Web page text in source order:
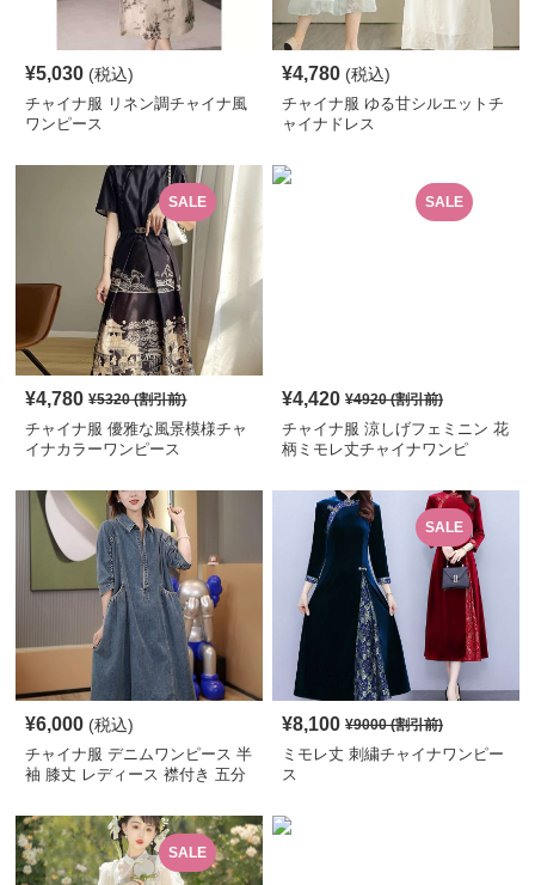
¥5,030 (税込)
チャイナ服 リネン調チャイナ風
ワンピース
¥4,780 (税込)
チャイナ服 ゆる甘シルエットチ
ャイナドレス
SALE
¥4,780 ¥5320(割引前)
チャイナ服 優雅な風景模様チャ
イナカラーワンピース
SALE
¥4,420 ¥4920(割引前)
チャイナ服 涼しげフェミニン 花
柄ミモレ丈チャイナワンピ
¥6,000 (税込)
チャイナ服 デニムワンピース 半
袖 膝丈 レディース 襟付き 五分
SALE
¥8,100 ¥9000(割引前)
ミモレ丈 刺繍チャイナワンピー
ス
SALE